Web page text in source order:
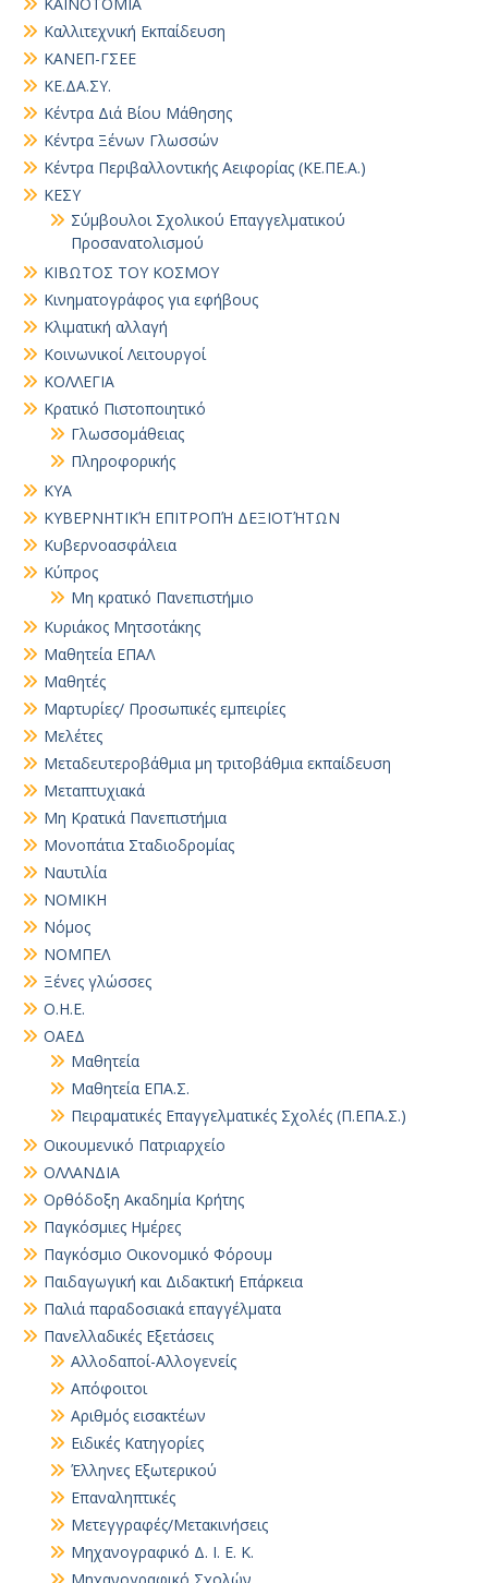
Καλλιτεχνική Εκπαίδευση
ΚΑΝΕΠ-ΓΣΕΕ
ΚΕ.ΔΑ.ΣΥ.
Κέντρα Διά Βίου Μάθησης
Κέντρα Ξένων Γλωσσών
Κέντρα Περιβαλλοντικής Αειφορίας (ΚΕ.ΠΕ.Α.)
ΚΕΣΥ
Σύμβουλοι Σχολικού Επαγγελματικού
Προσανατολισμού
ΚΙΒΩΤΟΣ ΤΟΥ ΚΟΣΜΟΥ
Κινηματογράφος για εφήβους
Κλιματική αλλαγή
Κοινωνικοί Λειτουργοί
ΚΟΛΛΕΓΙΑ
Κρατικό Πιστοποιητικό
Γλωσσομάθειας
Πληροφορικής
ΚΥΑ
ΚΥΒΕΡΝΗΤΙΚΉ ΕΠΙΤΡΟΠΉ ΔΕΞΙΟΤΉΤΩΝ
Κυβερνοασφάλεια
Κύπρος
Μη κρατικό Πανεπιστήμιο
Κυριάκος Μητσοτάκης
Μαθητεία ΕΠΑΛ
Μαθητές
Μαρτυρίες/ Προσωπικές εμπειρίες
Μελέτες
Μεταδευτεροβάθμια μη τριτοβάθμια εκπαίδευση
Μεταπτυχιακά
Μη Κρατικά Πανεπιστήμια
Μονοπάτια Σταδιοδρομίας
Ναυτιλία
ΝΟΜΙΚΗ
Νόμος
ΝΟΜΠΕΛ
Ξένες γλώσσες
Ο.Η.Ε.
ΟΑΕΔ
Μαθητεία
Μαθητεία ΕΠΑ.Σ.
Πειραματικές Επαγγελματικές Σχολές (Π.ΕΠΑ.Σ.)
Οικουμενικό Πατριαρχείο
ΟΛΛΑΝΔΙΑ
Ορθόδοξη Ακαδημία Κρήτης
Παγκόσμιες Ημέρες
Παγκόσμιο Οικονομικό Φόρουμ
Παιδαγωγική και Διδακτική Επάρκεια
Παλιά παραδοσιακά επαγγέλματα
Πανελλαδικές Εξετάσεις
Αλλοδαποί-Αλλογενείς
Απόφοιτοι
Αριθμός εισακτέων
Ειδικές Κατηγορίες
Έλληνες Εξωτερικού
Επαναληπτικές
Μετεγγραφές/Μετακινήσεις
Μηχανογραφικό Δ. Ι. Ε. Κ.